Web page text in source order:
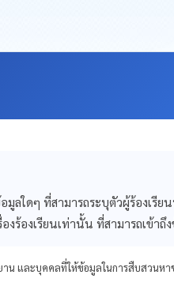
ใดๆ ที่สามารถระบุตัวผู้ร้องเรี
ร้องเรียนเท่านั้น ที่สามารถเข้าถึ
และบุคคลที่ให้ข้อมูลในการสืบสวนหา